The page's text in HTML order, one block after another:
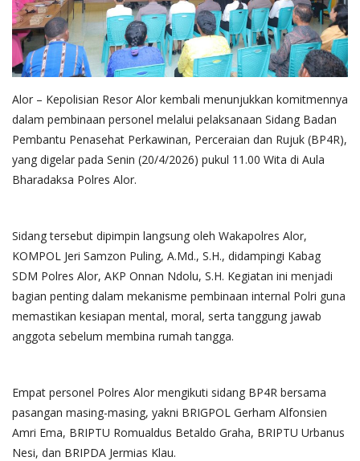
Alor – Kepolisian Resor Alor kembali menunjukkan komitmennya
dalam pembinaan personel melalui pelaksanaan Sidang Badan
Pembantu Penasehat Perkawinan, Perceraian dan Rujuk (BP4R),
yang digelar pada Senin (20/4/2026) pukul 11.00 Wita di Aula
Bharadaksa Polres Alor.
Sidang tersebut dipimpin langsung oleh Wakapolres Alor,
KOMPOL Jeri Samzon Puling, A.Md., S.H., didampingi Kabag
SDM Polres Alor, AKP Onnan Ndolu, S.H. Kegiatan ini menjadi
bagian penting dalam mekanisme pembinaan internal Polri guna
memastikan kesiapan mental, moral, serta tanggung jawab
anggota sebelum membina rumah tangga.
Empat personel Polres Alor mengikuti sidang BP4R bersama
pasangan masing-masing, yakni BRIGPOL Gerham Alfonsien
Amri Ema, BRIPTU Romualdus Betaldo Graha, BRIPTU Urbanus
Nesi, dan BRIPDA Jermias Klau.